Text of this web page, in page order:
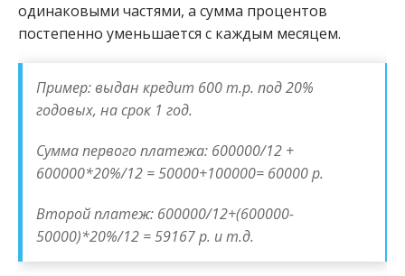
одинаковыми частями, а сумма процентов
постепенно уменьшается с каждым месяцем.
Пример: выдан кредит 600 т.р. под 20%
годовых, на срок 1 год.
Сумма первого платежа: 600000/12 +
600000*20%/12 = 50000+100000= 60000 р.
Второй платеж: 600000/12+(600000-
50000)*20%/12 = 59167 р. и т.д.